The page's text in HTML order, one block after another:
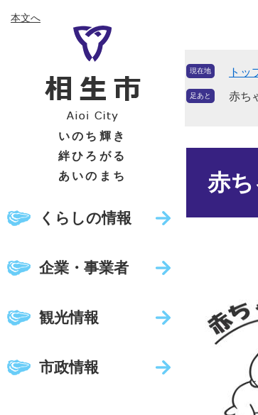
ー
ニ
本文へ
いのち輝き
絆ひろがる
あいのまち
くらしの情報
企業・事業者
観光情報
市政情報
現在地 トッ
足あと 赤ち
赤